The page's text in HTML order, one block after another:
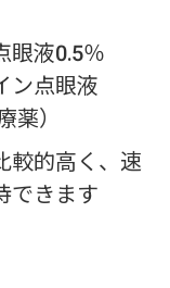
眼液0.5％
ン点眼液
薬）
較的高く、速
できます